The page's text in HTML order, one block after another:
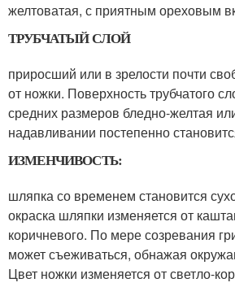
желтоватая, с приятным ореховым
ТРУБЧАТЫЙ СЛОЙ
приросший или в зрелости почти
от ножки. Поверхность трубчатого
средних размеров бледно-желтая
надавливании постепенно
ИЗМЕНЧИВОСТЬ:
шляпка со временем становится
окраска шляпки изменяется от
коричневого. По мере созревания
может съеживаться, обнажая
Цвет ножки изменяется от светло-